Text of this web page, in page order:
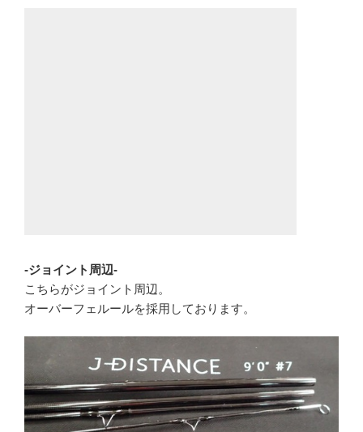
-ジョイント周辺-
こちらがジョイント周辺。
オーバーフェルールを採用しております。